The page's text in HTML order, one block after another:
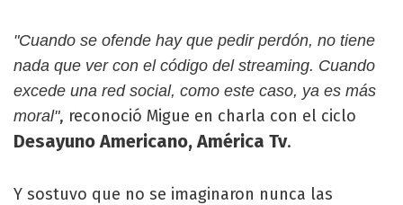
"Cuando se ofende hay que pedir perdón, no tiene
nada que ver con el código del streaming. Cuando
excede una red social, como este caso, ya es más
moral", reconoció Migue en charla con el ciclo
Desayuno Americano, América Tv.
Y sostuvo que no se imaginaron nunca las